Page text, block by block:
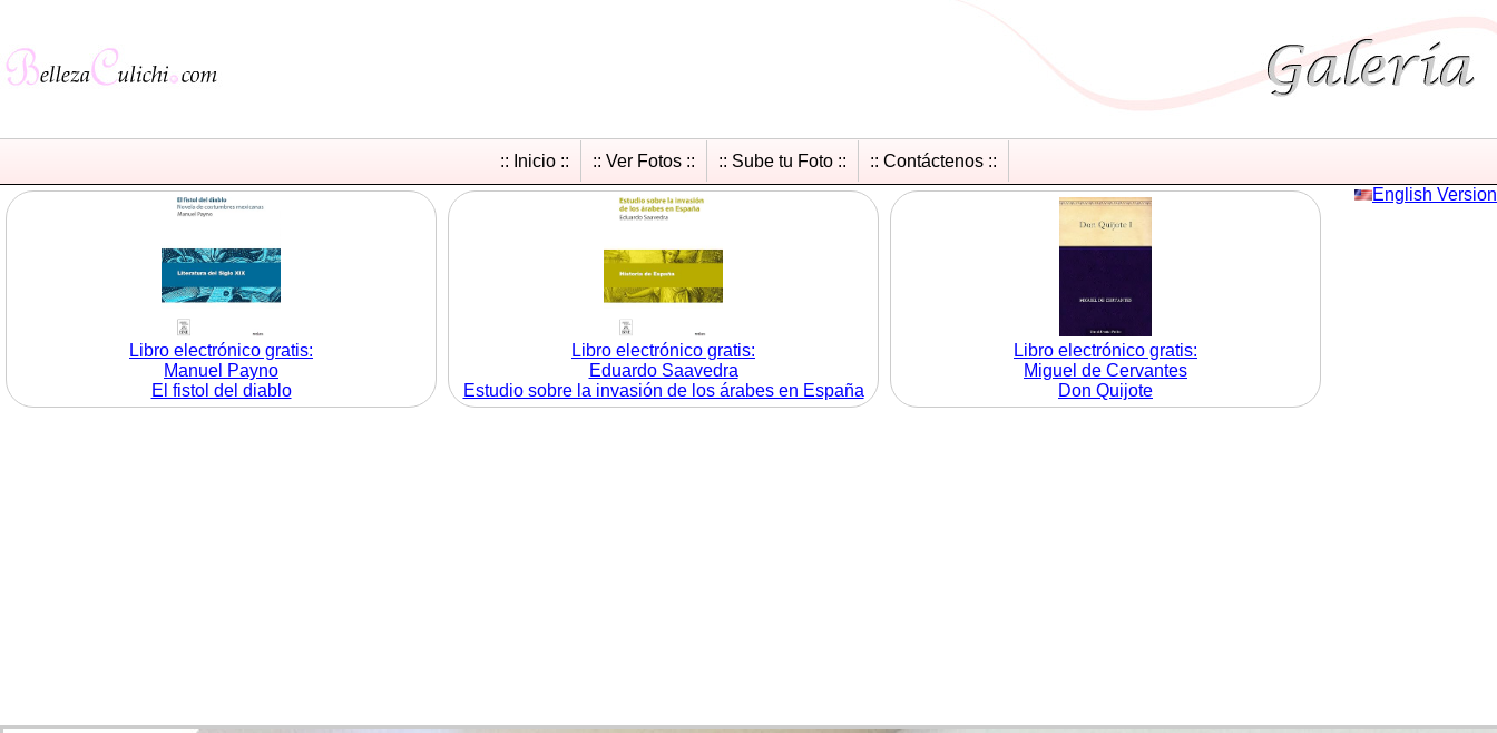
:: Inicio :: :: Ver Fotos :: :: Sube tu Foto ::
:: Contáctenos ::
English Version
Libro electrónico gratis:
Manuel Payno
El fistol del diablo
Libro electrónico gratis:
Eduardo Saavedra
Estudio sobre la invasión de los árabes en España
Libro electrónico gratis:
Miguel de Cervantes
Don Quijote